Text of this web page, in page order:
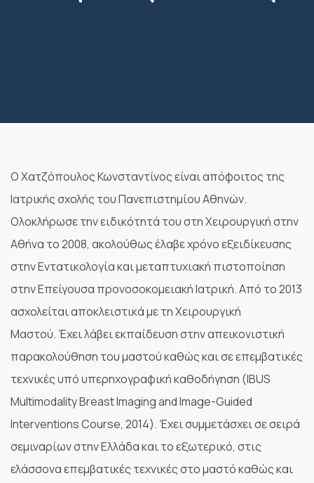
Ο Χατζόπουλος Κωνσταντίνος είναι απόφοιτος της
Ιατρικής σχολής του Πανεπιστημίου Αθηνών.
Ολοκλήρωσε την ειδικότητά του στη Χειρουργική στην
Αθήνα το 2008, ακολούθως έλαβε χρόνο εξειδίκευσης
στην Εντατικολογία και μεταπτυχιακή πιστοποίηση
στην Επείγουσα προνοσοκομειακή Ιατρική. Από το 2013
ασχολείται αποκλειστικά με τη Χειρουργική
Μαστού. Έχει λάβει εκπαίδευση στην απεικονιστική
παρακολούθηση του μαστού καθώς και σε επεμβατικές
τεχνικές υπό υπερηχογραφική καθοδήγηση (IBUS
Multimodality Breast Imaging and Image-Guided
Interventions Course, 2014). Έχει συμμετάσχει σε σειρά
σεμιναρίων στην Ελλάδα και το εξωτερικό, στις
ελάσσονα επεμβατικές τεχνικές στο μαστό καθώς και